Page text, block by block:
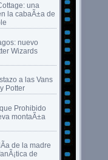
una
la cabaÃ±a de
nuevo
Wizards
a las Vans
Potter
Prohibido
montaÃ±a
de la madre
de